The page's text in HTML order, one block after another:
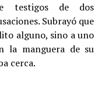
testigos de dos
Subrayó que
alguno, sino a uno
la manguera de su
cerca.